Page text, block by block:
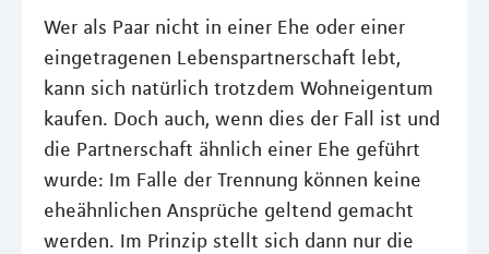
Wer als Paar nicht in einer Ehe oder einer
eingetragenen Lebenspartnerschaft lebt,
kann sich natürlich trotzdem Wohneigentum
kaufen. Doch auch, wenn dies der Fall ist und
die Partnerschaft ähnlich einer Ehe geführt
wurde: Im Falle der Trennung können keine
eheähnlichen Ansprüche geltend gemacht
werden. Im Prinzip stellt sich dann nur die